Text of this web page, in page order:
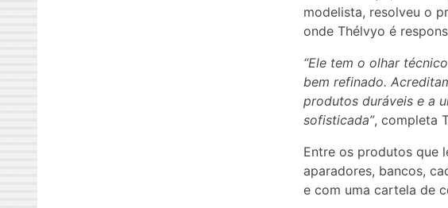
modelista, resolveu o
onde Thélvyo é
“Ele tem o olhar
bem refinado.
produtos duráveis e a
sofisticada”, completa
Entre os produtos que
aparadores, bancos,
e com uma cartela de